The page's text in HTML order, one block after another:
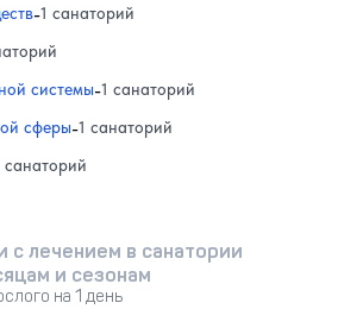
-1 санаторий
системы-1 санаторий
сферы-1 санаторий
санаторий
с лечением в санатории
и сезонам
на 1 день